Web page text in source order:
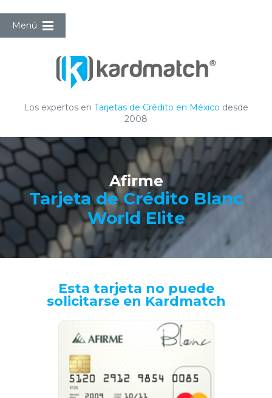
Menú
Los expertos en Tarjetas de Crédito en México desde
2008
Afirme
Tarjeta de Crédito Blanc
World Elite
Esta tarjeta no puede
solicitarse en Kardmatch